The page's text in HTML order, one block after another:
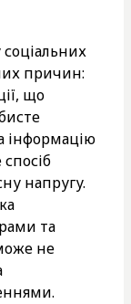
соціальних
причин:
що
інформацію
напругу.
та
не